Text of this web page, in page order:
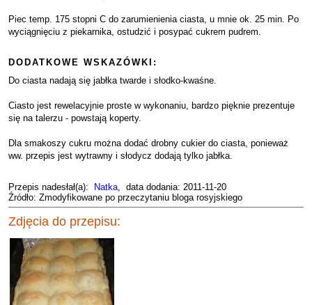
Piec temp. 175 stopni C do zarumienienia ciasta, u mnie ok. 25 min. Po
wyciągnięciu z piekarnika, ostudzić i posypać cukrem pudrem.
DODATKOWE WSKAZÓWKI:
Do ciasta nadają się jabłka twarde i słodko-kwaśne.
Ciasto jest rewelacyjnie proste w wykonaniu, bardzo pięknie prezentuje
się na talerzu - powstają koperty.
Dla smakoszy cukru można dodać drobny cukier do ciasta, ponieważ
ww. przepis jest wytrawny i słodycz dodają tylko jabłka.
Przepis nadesłał(a): Natka, data dodania: 2011-11-20
Źródło: Zmodyfikowane po przeczytaniu bloga rosyjskiego
Zdjęcia do przepisu: